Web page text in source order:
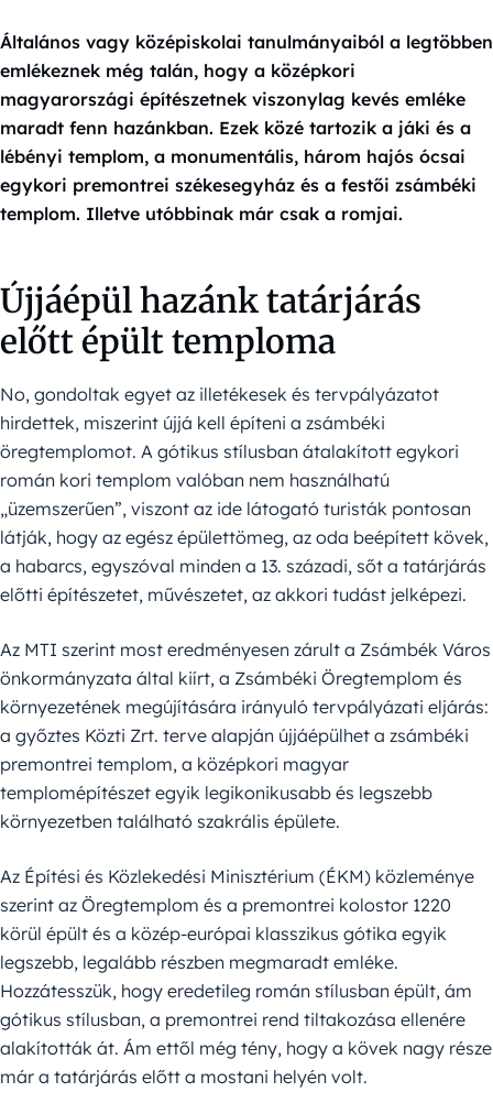
Általános vagy középiskolai tanulmányaiból a legtöbben
emlékeznek még talán, hogy a középkori
magyarországi építészetnek viszonylag kevés emléke
maradt fenn hazánkban. Ezek közé tartozik a jáki és a
lébényi templom, a monumentális, három hajós ócsai
egykori premontrei székesegyház és a festői zsámbéki
templom. Illetve utóbbinak már csak a romjai.
Újjáépül hazánk tatárjárás
előtt épült temploma
No, gondoltak egyet az illetékesek és tervpályázatot
hirdettek, miszerint újjá kell építeni a zsámbéki
öregtemplomot. A gótikus stílusban átalakított egykori
román kori templom valóban nem használhatú
„üzemszerűen”, viszont az ide látogató turisták pontosan
látják, hogy az egész épülettömeg, az oda beépített kövek,
a habarcs, egyszóval minden a 13. századi, sőt a tatárjárás
előtti építészetet, művészetet, az akkori tudást jelképezi.
Az MTI szerint most eredményesen zárult a Zsámbék Város
önkormányzata által kiírt, a Zsámbéki Öregtemplom és
környezetének megújítására irányuló tervpályázati eljárás:
a győztes Közti Zrt. terve alapján újjáépülhet a zsámbéki
premontrei templom, a középkori magyar
templomépítészet egyik legikonikusabb és legszebb
környezetben található szakrális épülete.
Az Építési és Közlekedési Minisztérium (ÉKM) közleménye
szerint az Öregtemplom és a premontrei kolostor 1220
körül épült és a közép-európai klasszikus gótika egyik
legszebb, legalább részben megmaradt emléke.
Hozzátesszük, hogy eredetileg román stílusban épült, ám
gótikus stílusban, a premontrei rend tiltakozása ellenére
alakították át. Ám ettől még tény, hogy a kövek nagy része
már a tatárjárás előtt a mostani helyén volt.